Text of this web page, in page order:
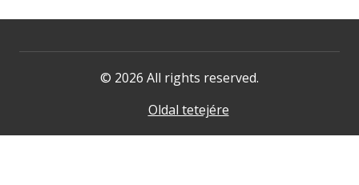
© 2026 All rights reserved.
Oldal tetejére